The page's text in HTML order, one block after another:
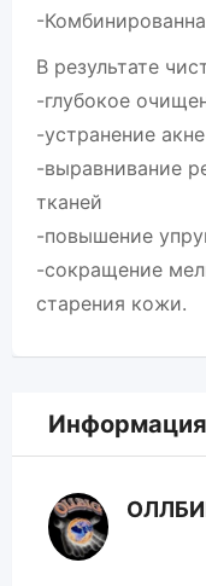
-
В результате
-глубокое
-устранение акне
-выравнивание
тканей
-повышение
-сокращение
старения кожи.